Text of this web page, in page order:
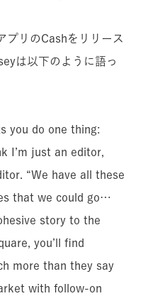
プリのCashをリリース
は以下のように語っ
you do one thing:
I’m just an editor,
“We have all these
that we could go…
story to the
you’ll find
more than they say
with follow-on